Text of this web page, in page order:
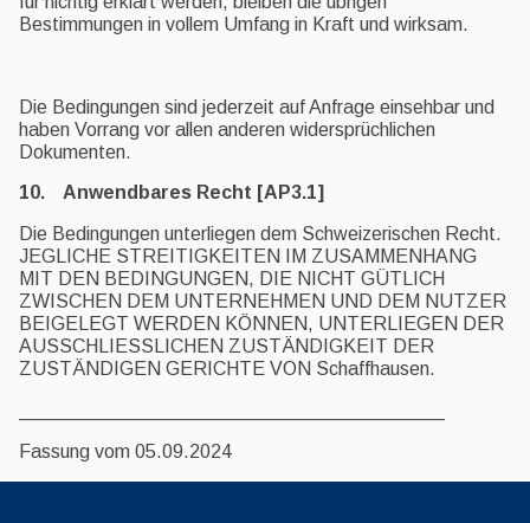
Bestimmungen in vollem Umfang in Kraft und wirksam.
Die Bedingungen sind jederzeit auf Anfrage einsehbar und
haben Vorrang vor allen anderen widersprüchlichen
Dokumenten.
10. Anwendbares Recht [AP3.1]
Die Bedingungen unterliegen dem Schweizerischen Recht.
JEGLICHE STREITIGKEITEN IM ZUSAMMENHANG
MIT DEN BEDINGUNGEN, DIE NICHT GÜTLICH
ZWISCHEN DEM UNTERNEHMEN UND DEM NUTZER
BEIGELEGT WERDEN KÖNNEN, UNTERLIEGEN DER
AUSSCHLIESSLICHEN ZUSTÄNDIGKEIT DER
ZUSTÄNDIGEN GERICHTE VON Schaffhausen.
Fassung vom 05.09.2024